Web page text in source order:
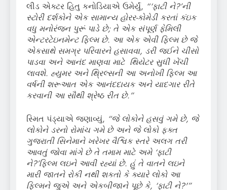
લીડ એક્ટર હિતુ કનોડિયાએ ઉમેર્યું, “‘ફાટી ને?’ની
સ્ટોરી દર્શકોને એક સામાન્ય હોરર-કોમેડી કરતાં કંઇક
વધુ મનોરંજન પુરૂં પાડે છે; તે એક સંપૂર્ણ ફેમિલી
એન્ટરટેઇનમેન્ટ ફિલ્મ છે. આ એક એવી ફિલ્મ છે જે
એકસાથે સમગ્ર પરિવારને હસાવવા, ડરી જઈને ચીસો
પાડવા અને આનંદ માણવા માટે થિયેટર સુધી ખેંચી
લાવશે. હ્યુમર અને થ્રિલ્સની આ અનોખી ફિલ્મ આ
વર્ષની શરૂઆત એક આનંદદાયક અને યાદગાર રીતે
કરવાની આ સૌથી શ્રેષ્ઠ રીત છે.”
સ્મિત પંડ્યાએ જણાવ્યું, “જે લોકોને હસવું ગમે છે, જે
લોકોને ડરનો રોમાંચ ગમે છે અને જે લોકો ફક્ત
ગુજરાતી સિનેમાને ખરેખર વૈશ્વિક સ્તરે અલગ તરી
આવતું જોવા માંગે છે તે તમામ માટે અમે ‘ફાટી
ને?’ફિલ્મ લઇને આવી રહ્યાં છે. હું તે વાતને લઇને
મારી જાતને રોકી નથી શકતો કે ક્યારે લોકો આ
ફિલ્મને જુએ અને એકબીજાને પૂછે કે, ‘ફાટી ને?'”